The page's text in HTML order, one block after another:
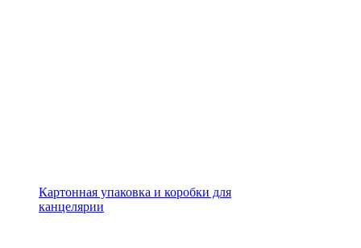
Картонная упаковка и коробки для
канцелярии